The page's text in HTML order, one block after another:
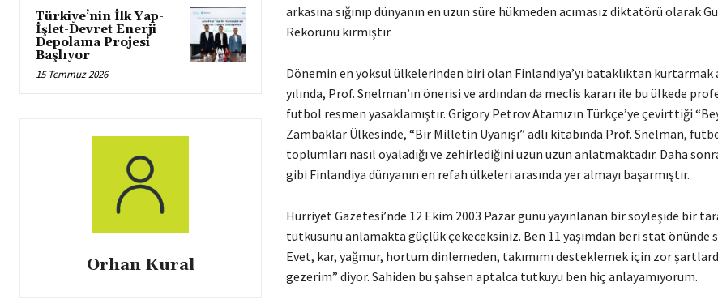
Türkiye’nin İlk Yap-
İşlet-Devret Enerji
Depolama Projesi
Başlıyor
15 Temmuz 2026
Orhan Kural
arkasına sığınıp dünyanın en uzun süre hükmeden acımasız diktatörü olarak
Rekorunu kırmıştır.
Dönemin en yoksul ülkelerinden biri olan Finlandiya’yı bataklıktan kurtarmak
yılında, Prof. Snelman’ın önerisi ve ardından da meclis kararı ile bu ülkede
futbol resmen yasaklamıştır. Grigory Petrov Atamızın Türkçe’ye çevirttiği
Zambaklar Ülkesinde, “Bir Milletin Uyanışı” adlı kitabında Prof. Snelman,
toplumları nasıl oyaladığı ve zehirlediğini uzun uzun anlatmaktadır. Daha
gibi Finlandiya dünyanın en refah ülkeleri arasında yer almayı başarmıştır.
Hürriyet Gazetesi’nde 12 Ekim 2003 Pazar günü yayınlanan bir söyleşide bir
tutkusunu anlamakta güçlük çekeceksiniz. Ben 11 yaşımdan beri stat önünde
Evet, kar, yağmur, hortum dinlemeden, takımımı desteklemek için zor
gezerim” diyor. Sahiden bu şahsen aptalca tutkuyu ben hiç anlayamıyorum.